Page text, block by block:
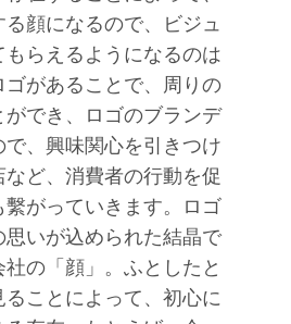
顔になるので、ビジュ
らえるようになるのは
があることで、周りの
ができ、ロゴのブランデ
で、興味関心を引きつけ
ど、消費者の行動を促
がっていきます。ロゴ
いが込められた結晶で
の「顔」。ふとしたと
ことによって、初心に